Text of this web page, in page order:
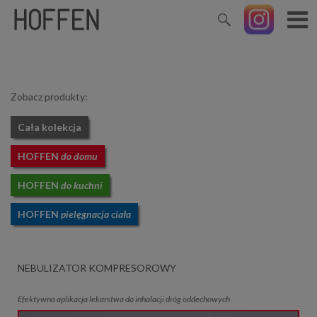
Zobacz produkty:
Cała kolekcja
HOFFEN do domu
HOFFEN do kuchni
HOFFEN pielęgnacja ciała
NEBULIZATOR KOMPRESOROWY
Efektywna aplikacja lekarstwa do inhalacji dróg oddechowych